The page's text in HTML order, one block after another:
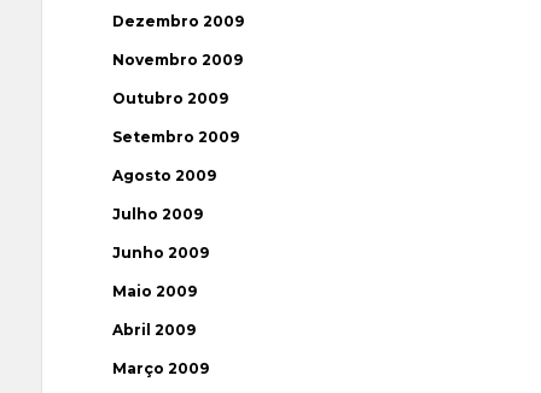
Dezembro 2009
Novembro 2009
Outubro 2009
Setembro 2009
Agosto 2009
Julho 2009
Junho 2009
Maio 2009
Abril 2009
Março 2009